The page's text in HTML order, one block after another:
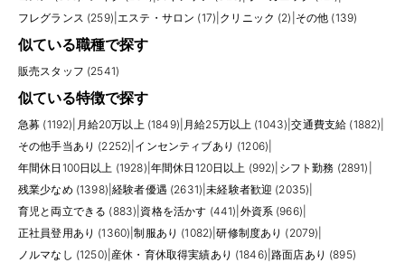
フレグランス (259) エステ・サロン (17) クリニック (2) その他 (139)
似ている職種で探す
販売スタッフ (2541)
似ている特徴で探す
急募 (1192) 月給20万以上 (1849) 月給25万以上 (1043) |交通費支給 (1882)
その他手当あり (2252) インセンティブあり (1206)
年間休日100日以上 (1928) 年間休日120日以上 (992) シフト勤務 (2891)
残業少なめ (1398) |経験者優遇 (2631) |未経験者歓迎 (2035)
育児と両立できる (883) 資格を活かす (441) 外資系 (966)
正社員登用あり (1360) |制服あり (1082) |研修制度あり (2079)
ノルマなし (1250) 産休・育休取得実績あり (1846) |路面店あり (895)